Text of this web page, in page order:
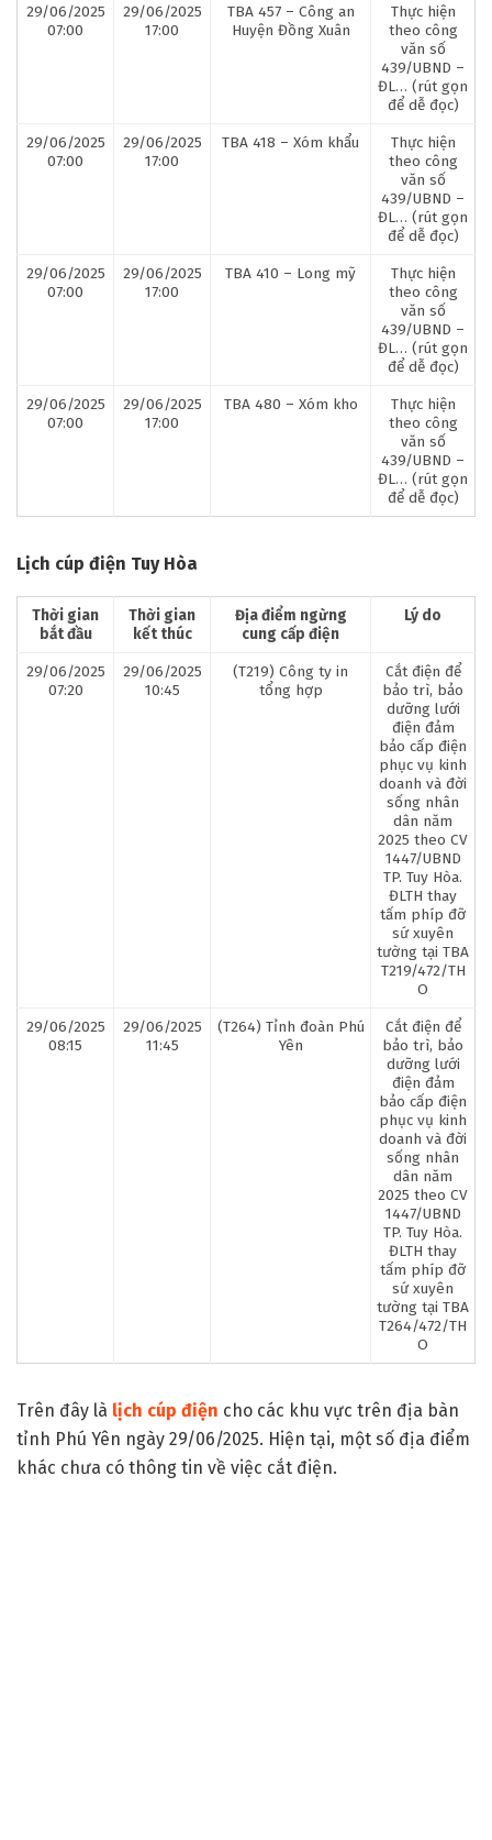
29/06/2025
07:00
29/06/2025
17:00
TBA 457 – Công an
Huyện Đồng Xuân
Thực hiện
theo công
văn số
439/UBND –
ĐL… (rút gọn
để dễ đọc)
29/06/2025
07:00
29/06/2025
17:00
TBA 418 – Xóm khẩu
Thực hiện
theo công
văn số
439/UBND –
ĐL… (rút gọn
để dễ đọc)
29/06/2025
07:00
29/06/2025
17:00
TBA 410 – Long mỹ
Thực hiện
theo công
văn số
439/UBND –
ĐL… (rút gọn
để dễ đọc)
29/06/2025
07:00
29/06/2025
17:00
TBA 480 – Xóm kho
Thực hiện
theo công
văn số
439/UBND –
ĐL… (rút gọn
để dễ đọc)
Lịch cúp điện Tuy Hòa
Thời gian
bắt đầu
Thời gian
kết thúc
Địa điểm ngừng
cung cấp điện
Lý do
29/06/2025
07:20
29/06/2025
10:45
(T219) Công ty in
tổng hợp
Cắt điện để
bảo trì, bảo
dưỡng lưới
điện đảm
bảo cấp điện
phục vụ kinh
doanh và đời
sống nhân
dân năm
2025 theo CV
1447/UBND
TP. Tuy Hòa.
ĐLTH thay
tấm phíp đỡ
sứ xuyên
tường tại TBA
T219/472/TH
O
29/06/2025
08:15
29/06/2025
11:45
(T264) Tỉnh đoàn Phú
Yên
Cắt điện để
bảo trì, bảo
dưỡng lưới
điện đảm
bảo cấp điện
phục vụ kinh
doanh và đời
sống nhân
dân năm
2025 theo CV
1447/UBND
TP. Tuy Hòa.
ĐLTH thay
tấm phíp đỡ
sứ xuyên
tường tại TBA
T264/472/TH
O
Trên đây là lịch cúp điện cho các khu vực trên địa bàn
tỉnh Phú Yên ngày 29/06/2025. Hiện tại, một số địa điểm
khác chưa có thông tin về việc cắt điện.